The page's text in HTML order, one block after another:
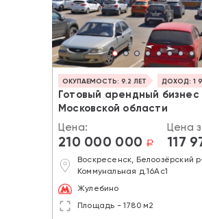
ОКУПАЕМОСТЬ: 9.2 ЛЕТ ДОХОД: 1
Готовый арендный бизнес
Московской области
Цена:
210 000 000 a
Цена
117
Воскресенск, Белоозёрский
Коммунальная д.16Ас1
Жулебино
Площадь - 1780 м2